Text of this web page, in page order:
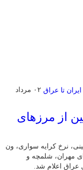
۰۲ مرداد
از مرزهای
نرخ کرایه سواری، ون
مهران، شلمچه و
اعلام شد.